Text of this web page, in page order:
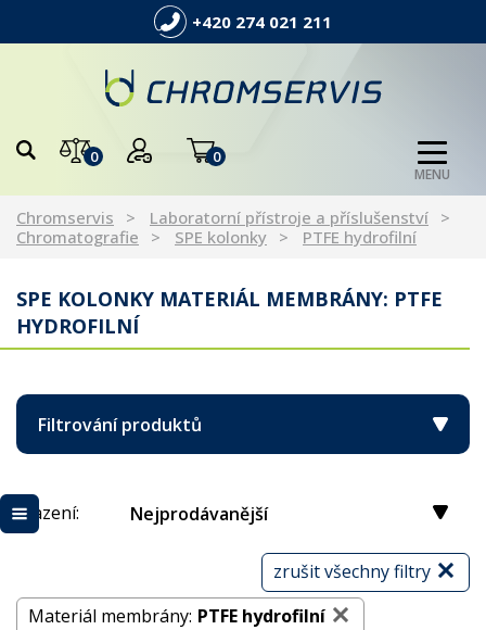
+420 274 021 211
0 0
MENU
Chromservis
Laboratorní přístroje a příslušenství
Chromatografie
SPE kolonky PTFE hydrofilní
SPE KOLONKY MATERIÁL MEMBRÁNY: PTFE
HYDROFILNÍ
Filtrování produktů
Řazení: Nejprodávanější
zrušit všechny filtry
Materiál membrány: PTFE hydrofilní